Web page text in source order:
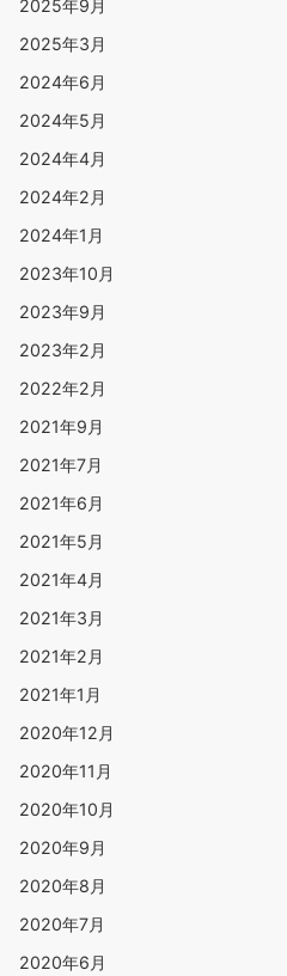
2025年9月
2025年3月
2024年6月
2024年5月
2024年4月
2024年2月
2024年1月
2023年10月
2023年9月
2023年2月
2022年2月
2021年9月
2021年7月
2021年6月
2021年5月
2021年4月
2021年3月
2021年2月
2021年1月
2020年12月
2020年11月
2020年10月
2020年9月
2020年8月
2020年7月
2020年6月